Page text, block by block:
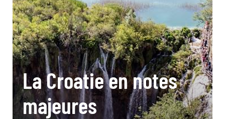
La Croatie en notes
majeures